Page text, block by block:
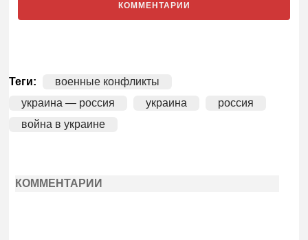
КОММЕНТАРИИ
Теги:
военные конфликты
украина — россия
украина
россия
война в украине
КОММЕНТАРИИ